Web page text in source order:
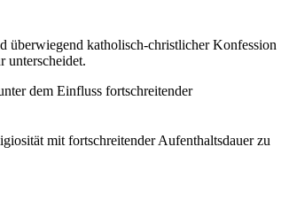
überwiegend katholisch-christlicher Konfession
unterscheidet.
dem Einfluss fortschreitender
mit fortschreitender Aufenthaltsdauer zu